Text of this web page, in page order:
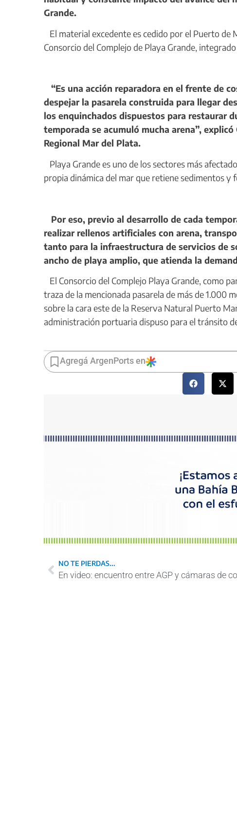
Grande.
El material excedente es cedido por el Puerto
Consorcio del Complejo de Playa Grande,
“Es una acción reparadora en el frente de
despejar la pasarela construida para llegar
los enquinchados dispuestos para restaurar
temporada se acumuló mucha arena”,
Regional Mar del Plata.
Playa Grande es uno de los sectores más
propia dinámica del mar que retiene sedimentos y
Por eso, previo al desarrollo de cada
realizar rellenos artificiales con arena,
tanto para la infraestructura de servicios de
ancho de playa amplio, que atienda la
El Consorcio del Complejo Playa Grande, como
traza de la mencionada pasarela de más de 1.000
sobre la cara este de la Reserva Natural Puerto
administración portuaria dispuso para el tránsito
Agregá ArgenPorts en
NO TE PIERDAS...